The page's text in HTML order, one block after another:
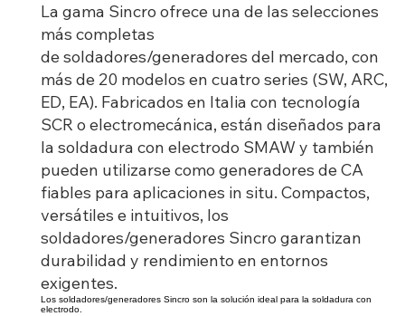
La gama Sincro ofrece una de las selecciones
más completas
de soldadores/generadores del mercado, con
más de 20 modelos en cuatro series (SW, ARC,
ED, EA). Fabricados en Italia con tecnología
SCR o electromecánica, están diseñados para
la soldadura con electrodo SMAW y también
pueden utilizarse como generadores de CA
fiables para aplicaciones in situ. Compactos,
versátiles e intuitivos, los
soldadores/generadores Sincro garantizan
durabilidad y rendimiento en entornos
exigentes.
Los soldadores/generadores Sincro son la solución ideal para la soldadura con
electrodo.